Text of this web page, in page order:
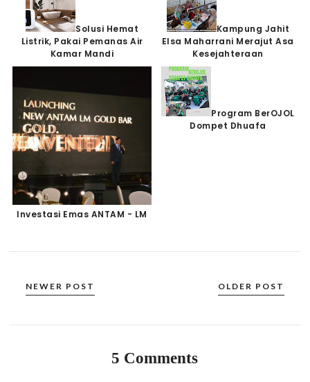
Solusi Hemat
Listrik, Pakai Pemanas Air
Kamar Mandi
Kampung Jahit
Elsa Maharrani Merajut Asa
Kesejahteraan
Investasi Emas ANTAM - LM
Program BerOJOL
Dompet Dhuafa
NEWER POST OLDER POST
5 Comments